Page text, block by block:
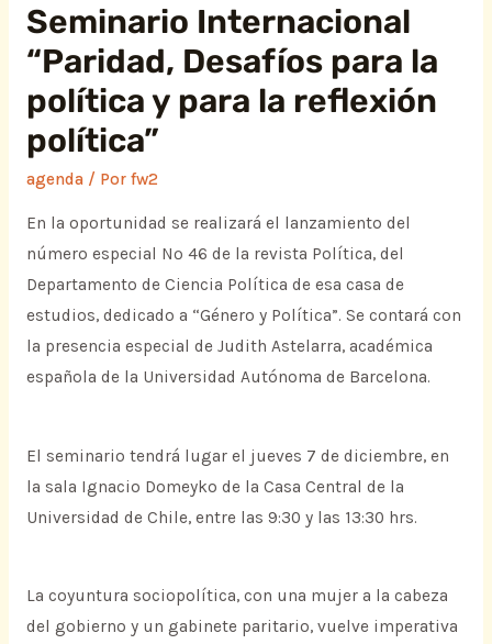
Seminario Internacional
“Paridad, Desafíos para la
política y para la reflexión
política”
agenda/ Por fw2
En la oportunidad se realizará el lanzamiento del
número especial Nº 46 de la revista Política, del
Departamento de Ciencia Política de esa casa de
estudios, dedicado a “Género y Política”. Se contará con
la presencia especial de Judith Astelarra, académica
española de la Universidad Autónoma de Barcelona.
El seminario tendrá lugar el jueves 7 de diciembre, en
la sala Ignacio Domeyko de la Casa Central de la
Universidad de Chile, entre las 9:30 y las 13:30 hrs.
La coyuntura sociopolítica, con una mujer a la cabeza
del gobierno y un gabinete paritario, vuelve imperativa